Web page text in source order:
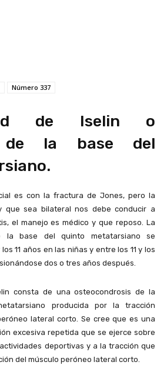
Número 337
de Iselin o
de la base del
es con la fractura de Jones, pero la
que sea bilateral nos debe conducir a
el manejo es médico y que reposo. La
la base del quinto metatarsiano se
11 años en las niñas y entre los 11 y los
dos o tres años después.
consta de una osteocondrosis de la
producida por la tracción
lateral corto. Se cree que es una
excesiva repetida que se ejerce sobre
deportivas y a la tracción que
del músculo peróneo lateral corto.